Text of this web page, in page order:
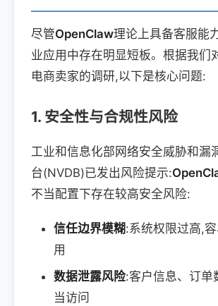
尽管OpenClaw理论上具备客服能
业应用中存在明显短板。根据我们
电商卖家的调研,以下是核心问题:
1. 安全性与合规性风险
工业和信息化部网络安全威胁和漏
台(NVDB)已发出风险提示:
不当配置下存在较高安全风险:
信任边界模糊:系统权限过高,
用
数据泄露风险:客户信息、订单
当访问